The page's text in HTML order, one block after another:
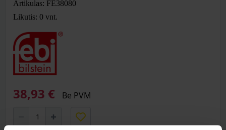
Artikulas: FE38080
Likutis: 0 vnt.
38,93 € Be PVM